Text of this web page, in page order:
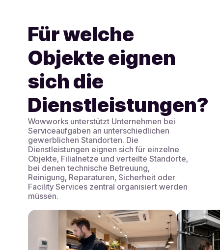
Für welche
Objekte eignen
sich die
Dienstleistungen?
Wowworks unterstützt Unternehmen bei
Serviceaufgaben an unterschiedlichen
gewerblichen Standorten. Die
Dienstleistungen eignen sich für einzelne
Objekte, Filialnetze und verteilte Standorte,
bei denen technische Betreuung,
Reinigung, Reparaturen, Sicherheit oder
Facility Services zentral organisiert werden
müssen.